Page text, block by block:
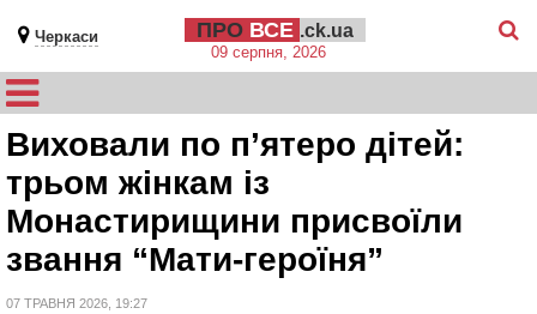
Черкаси ПРО ВСЕ .ck.ua
09 серпня, 2026
Виховали по п’ятеро дітей:
трьом жінкам із
Монастирищини присвоїли
звання “Мати-героїня”
07 ТРАВНЯ 2026, 19:27